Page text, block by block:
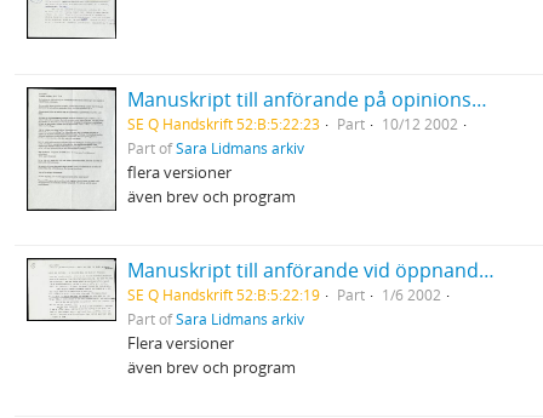
Manuskript till anförande på opinionsmöte på de mänskliga rättigheternas dag mot USA:s krigshot mot Irak i ABF-huset Stockholm
SE Q Handskrift 52:B:5:22:23 Part
10/12 2002
Part ofSara Lidmans arkiv
flera versioner
även brev och program
Manuskript till anförande vid öppnandet av den nordiska kongressen inom obstetrik och gynekologi i Umeå
SE Q Handskrift 52:B:5:22:19 Part
1/6 2002
Part ofSara Lidmans arkiv
Flera versioner
även brev och program